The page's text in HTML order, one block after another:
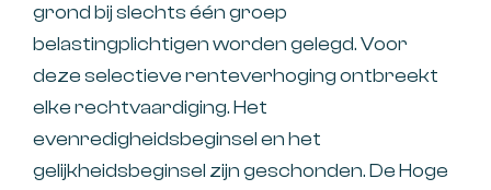
grond bij slechts één groep
belastingplichtigen worden gelegd. Voor
deze selectieve renteverhoging ontbreekt
elke rechtvaardiging. Het
evenredigheidsbeginsel en het
gelijkheidsbeginsel zijn geschonden. De Hoge